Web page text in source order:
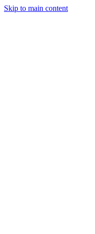
Skip to main content